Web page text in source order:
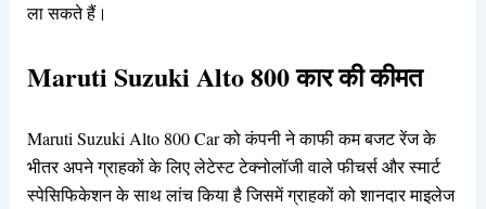
ला सकते हैं।
Maruti Suzuki Alto 800 कार की कीमत
Maruti Suzuki Alto 800 Car को कंपनी ने काफी कम बजट रेंज के
भीतर अपने ग्राहकों के लिए लेटेस्ट टेक्नोलॉजी वाले फीचर्स और स्मार्ट
स्पेसिफिकेशन के साथ लांच किया है जिसमें ग्राहकों को शानदार माइलेज